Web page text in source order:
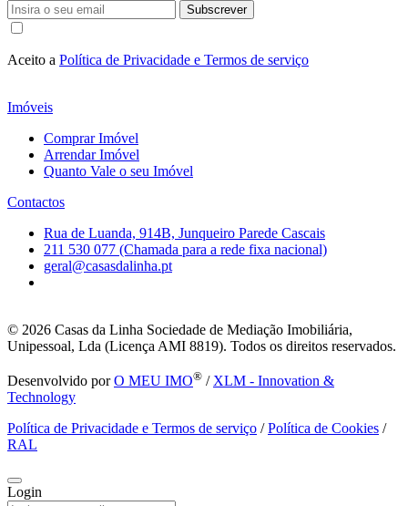
Subscrever
Aceito a Política de Privacidade e Termos de serviço
Imóveis
Comprar Imóvel
Arrendar Imóvel
Quanto Vale o seu Imóvel
Contactos
Rua de Luanda, 914B, Junqueiro Parede Cascais
211 530 077 (Chamada para a rede fixa nacional)
geral@casasdalinha.pt
© 2026 Casas da Linha Sociedade de Mediação Imobiliária,
Unipessoal, Lda (Licença AMI 8819). Todos os direitos reservados.
Desenvolvido porO MEU IMO® / XLM - Innovation &
Technology
Política de Privacidade e Termos de serviço /Política de Cookies /
RAL
Login